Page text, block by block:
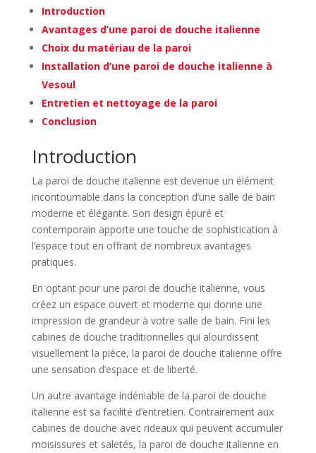
Introduction
Avantages d’une paroi de douche italienne
Choix du matériau de la paroi
Installation d’une paroi de douche italienne à
Vesoul
Entretien et nettoyage de la paroi
Conclusion
Introduction
La paroi de douche italienne est devenue un élément
incontournable dans la conception d’une salle de bain
moderne et élégante. Son design épuré et
contemporain apporte une touche de sophistication à
l’espace tout en offrant de nombreux avantages
pratiques.
En optant pour une paroi de douche italienne, vous
créez un espace ouvert et moderne qui donne une
impression de grandeur à votre salle de bain. Fini les
cabines de douche traditionnelles qui alourdissent
visuellement la pièce, la paroi de douche italienne offre
une sensation d’espace et de liberté.
Un autre avantage indéniable de la paroi de douche
italienne est sa facilité d’entretien. Contrairement aux
cabines de douche avec rideaux qui peuvent accumuler
moisissures et saletés, la paroi de douche italienne en